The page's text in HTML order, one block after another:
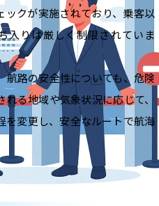
ックが実施されており、乗客以
入りは厳しく制限されていま
航路の安全性についても、危険
れる地域や気象状況に応じて、
を変更し、安全なルートで航海